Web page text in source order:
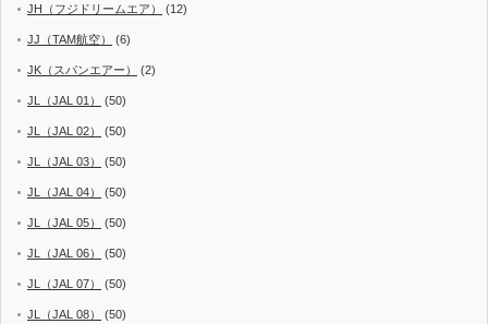
JH（フジドリームエア） (12)
JJ（TAM航空） (6)
JK（スパンエアー） (2)
JL（JAL 01） (50)
JL（JAL 02） (50)
JL（JAL 03） (50)
JL（JAL 04） (50)
JL（JAL 05） (50)
JL（JAL 06） (50)
JL（JAL 07） (50)
JL（JAL 08） (50)